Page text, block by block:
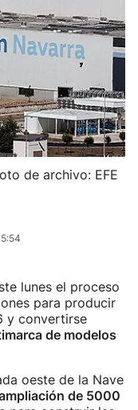
de archivo: EFE
lunes el proceso
para producir
y convertirse
de modelos
oeste de la Nave
de 5000